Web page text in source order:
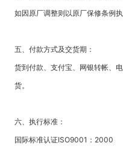
如因原厂调整则以原厂保修条例执
五、付款方式及交货期：
货到付款、支付宝、网银转帐、
货。
六、执行标准：
国际标准认证ISO9001：2000